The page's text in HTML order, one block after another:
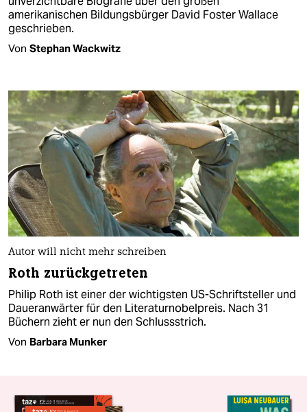
amerikanischen Bildungsbürger David Foster Wallace
geschrieben.
Von Stephan Wackwitz
Autor will nicht mehr schreiben
Roth zurückgetreten
Philip Roth ist einer der wichtigsten US-Schriftsteller und
Daueranwärter für den Literaturnobelpreis. Nach 31
Büchern zieht er nun den Schlussstrich.
Von Barbara Munker